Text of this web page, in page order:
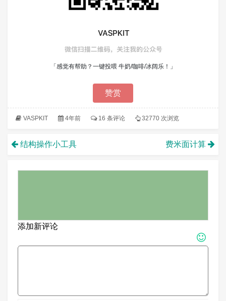
「感觉有帮助？一键投喂 牛奶/咖啡/冰阔乐！」
赞赏
VASPKIT 4年前 16 条评论 32770 次浏览
结构操作小工具 费米面计算
添加新评论